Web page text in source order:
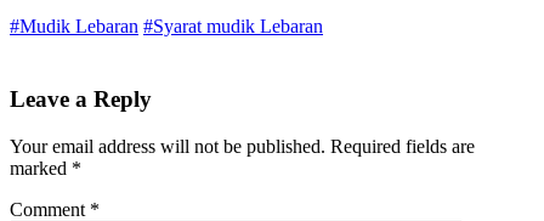
#Mudik Lebaran #Syarat mudik Lebaran
Leave a Reply
Your email address will not be published. Required fields are
marked *
Comment *